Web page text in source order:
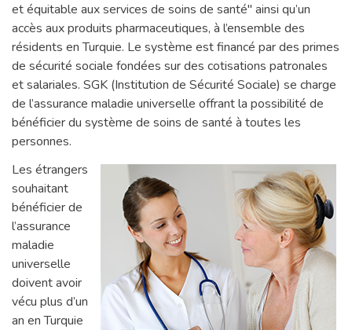
et équitable aux services de soins de santé" ainsi qu’un
accès aux produits pharmaceutiques, à l’ensemble des
résidents en Turquie. Le système est financé par des primes
de sécurité sociale fondées sur des cotisations patronales
et salariales. SGK (Institution de Sécurité Sociale) se charge
de l’assurance maladie universelle offrant la possibilité de
bénéficier du système de soins de santé à toutes les
personnes.
Les étrangers
souhaitant
bénéficier de
l’assurance
maladie
universelle
doivent avoir
vécu plus d’un
an en Turquie